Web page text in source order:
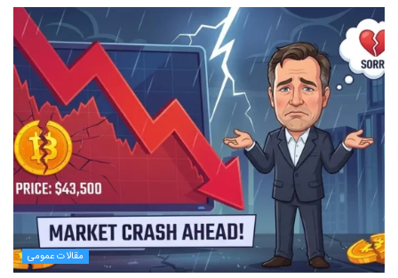
مقالات عمومی